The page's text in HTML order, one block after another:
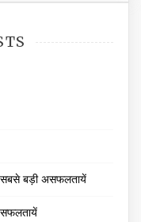
सबसे बड़ी असफलतायें
सफलतायें